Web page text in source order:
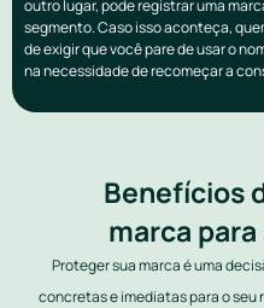
outro lugar, pode registrar uma
segmento. Caso isso aconteça,
de exigir que você pare de usar o
na necessidade de recomeçar a
Benefícios
marca
Proteger sua marca é uma
concretas e imediatas para o seu